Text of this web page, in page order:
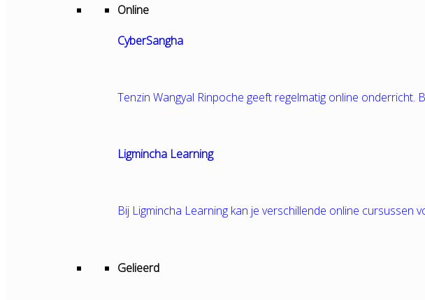
Online
CyberSangha
Tenzin Wangyal Rinpoche geeft regelmatig online onderricht.
Ligmincha Learning
Bij Ligmincha Learning kan je verschillende online cursussen
Gelieerd